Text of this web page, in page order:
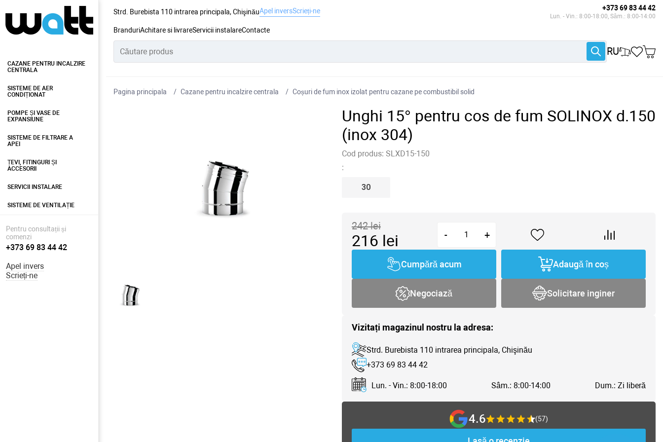
Strd. Burebista 110 intrarea principala, ChişinăuApel inversScrieți-ne +373 69 83 44 42
Lun. - Vin.: 8:00-18:00, Sâm.: 8:00-14:00
BranduriAchitare si livrareServicii instalareContacte
RU
CAZANE PENTRU INCALZIRE
CENTRALA
SISTEME DE AER
CONDIȚIONAT
POMPE ȘI VASE DE
EXPANSIUNE
SISTEME DE FILTRARE A
APEI
ȚEVI, FITINGURI ȘI
ACCESORII
SERVICII INSTALARE
SISTEME DE VENTILAȚIE
Pentru consultații și
comenzi
+373 69 83 44 42
Apel invers
Scrieți-ne
Pagina principala Cazane pentru incalzire centrala Coșuri de fum inox izolat pentru cazane pe combustibil solid
Unghi 15° pentru cos de fum SOLINOX d.150
(inox 304)
Cod produs: SLXD15-150
:
30
242lei
216 lei - +
Cumpără acum Adaugă în coș
Negociază Solicitare inginer
Vizitați magazinul nostru la adresa:
Strd. Burebista 110 intrarea principala, Chişinău
+373 69 83 44 42
Lun. - Vin.: 8:00-18:00 Sâm.: 8:00-14:00 Dum.: Zi liberă
4.6 (57)